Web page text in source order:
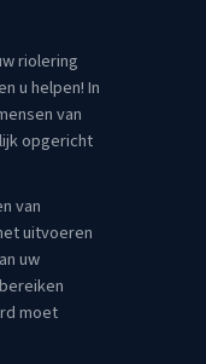
riolering
u helpen! In
van
opgericht
van
uitvoeren
uw
moet